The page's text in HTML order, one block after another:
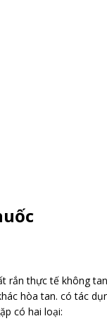
rắn thực tế không
hòa tan. có tác
có hai loại: